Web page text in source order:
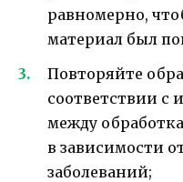
равномерно,
материал был
Повторяйте
соответствии с
между
в зависимости
заболеваний;